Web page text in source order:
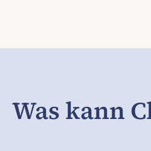
Was kann